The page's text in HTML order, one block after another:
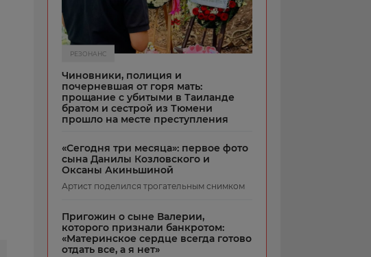
РЕЗОНАНС
Чиновники, полиция и
почерневшая от горя мать:
прощание с убитыми в Таиланде
братом и сестрой из Тюмени
прошло на месте преступления
«Сегодня три месяца»: первое фото
сына Данилы Козловского и
Оксаны Акиньшиной
Артист поделился трогательным снимком
Пригожин о сыне Валерии,
которого признали банкротом:
«Материнское сердце всегда готово
отдать все, а я нет»